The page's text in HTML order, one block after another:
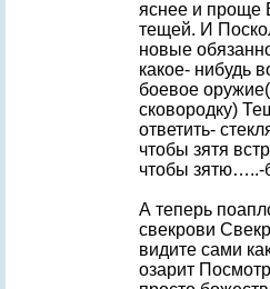
яснее и проще
тещей. И
новые
какое- нибудь
боевое
сковородку)
ответить-
чтобы зятя
чтобы зятю…..-
А теперь
свекрови
видите сами
озарит